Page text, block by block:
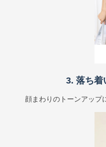
3. 落ち着
顔まわりのトーンアップ